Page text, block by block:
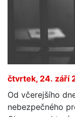
čtvrtek, 24. září
Od včerejšího
nebezpečného